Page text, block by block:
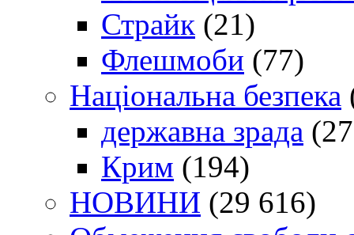
Страйк (21)
Флешмоби (77)
Національна безпека
державна зрада
Крим (194)
НОВИНИ (29 616)